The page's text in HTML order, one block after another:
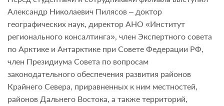
Александр Николаевич Пилясов – доктор
географических наук, директор АНО «Институт
регионального консалтинга», член Экспертного совета
по Арктике и Антарктике при Совете Федерации РФ,
член Президиума Совета по вопросам
законодательного обеспечения развития районов
Крайнего Севера, приравненных к ним местностей,
районов Дальнего Востока, а также территорий,